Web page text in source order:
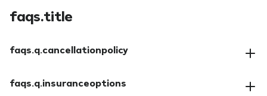
faqs.title
faqs.q.cancellationpolicy
faqs.q.insuranceoptions